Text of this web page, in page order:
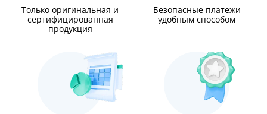
Только оригинальная и
сертифицированная
продукция
Безопасные платежи
удобным способом